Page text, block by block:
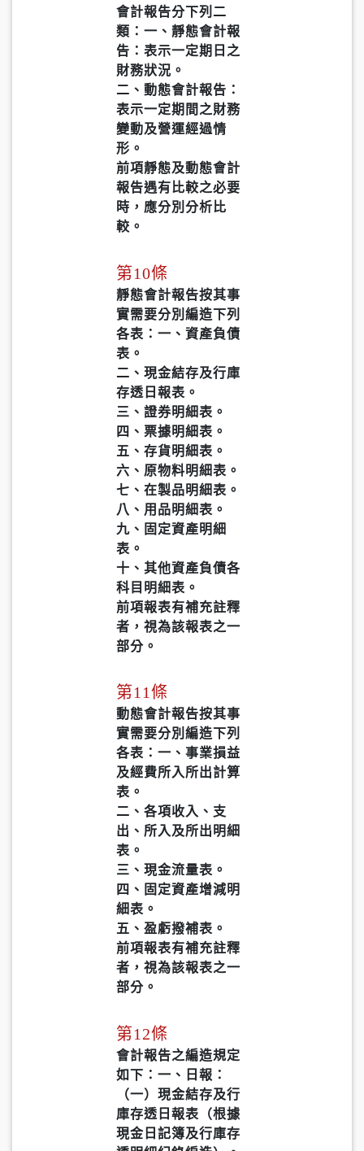
會計報告分下列二
類：一、靜態會計報
告：表示一定期日之
財務狀況。
二、動態會計報告：
表示一定期間之財務
變動及營運經過情
形。
前項靜態及動態會計
報告遇有比較之必要
時，應分別分析比
較。
第10條
靜態會計報告按其事
實需要分別編造下列
各表：一、資產負債
表。
二、現金結存及行庫
存透日報表。
三、證券明細表。
四、票據明細表。
五、存貨明細表。
六、原物料明細表。
七、在製品明細表。
八、用品明細表。
九、固定資產明細
表。
十、其他資產負債各
科目明細表。
前項報表有補充註釋
者，視為該報表之一
部分。
第11條
動態會計報告按其事
實需要分別編造下列
各表：一、事業損益
及經費所入所出計算
表。
二、各項收入、支
出、所入及所出明細
表。
三、現金流量表。
四、固定資產增減明
細表。
五、盈虧撥補表。
前項報表有補充註釋
者，視為該報表之一
部分。
第12條
會計報告之編造規定
如下：一、日報：
（一）現金結存及行
庫存透日報表（根據
現金日記簿及行庫存